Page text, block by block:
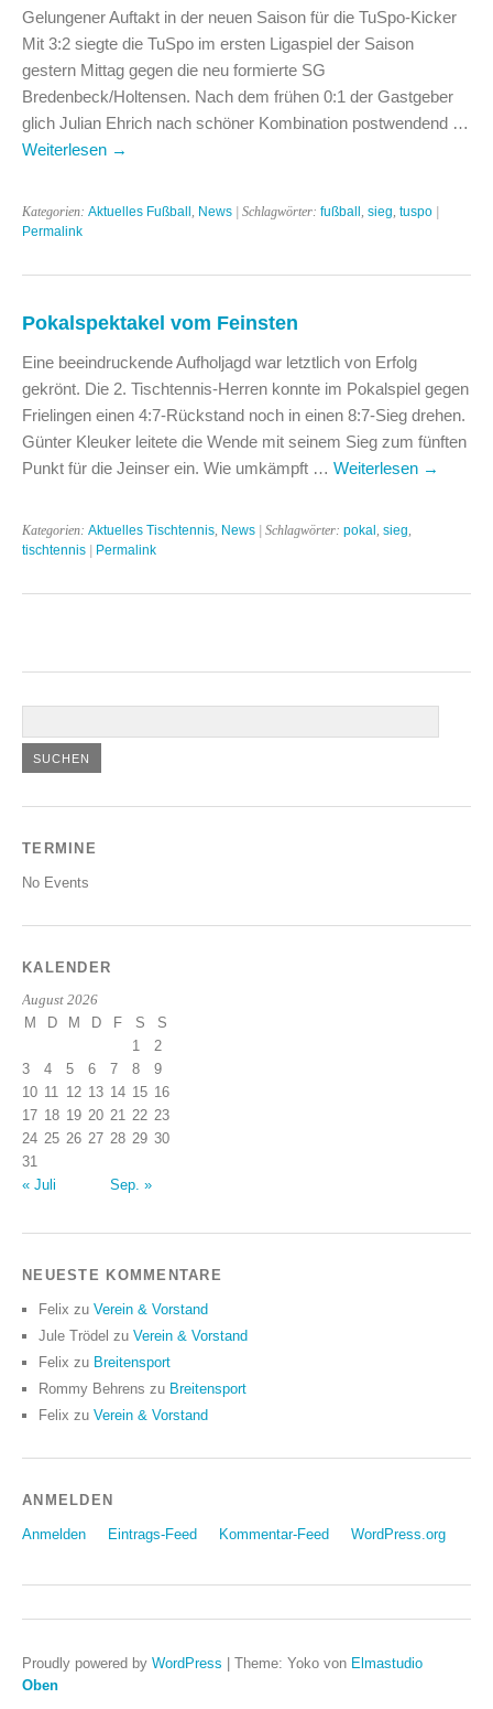
Gelungener Auftakt in der neuen Saison für die TuSpo-Kicker
Mit 3:2 siegte die TuSpo im ersten Ligaspiel der Saison
gestern Mittag gegen die neu formierte SG
Bredenbeck/Holtensen. Nach dem frühen 0:1 der Gastgeber
glich Julian Ehrich nach schöner Kombination postwendend …
Weiterlesen →
Kategorien: Aktuelles Fußball News | Schlagwörter: fußball sieg tuspo |
Permalink
Pokalspektakel vom Feinsten
Eine beeindruckende Aufholjagd war letztlich von Erfolg
gekrönt. Die 2. Tischtennis-Herren konnte im Pokalspiel gegen
Frielingen einen 4:7-Rückstand noch in einen 8:7-Sieg drehen.
Günter Kleuker leitete die Wende mit seinem Sieg zum fünften
Punkt für die Jeinser ein. Wie umkämpft … Weiterlesen →
Kategorien: Aktuelles Tischtennis News | Schlagwörter: pokal sieg
tischtennis | Permalink
TERMINE
No Events
KALENDER
August 2026
M D M D F S
S
1
2
3
4 5 6 7 8
9
10 11 12 13 14 15 16
17 18 19 20 21 22 23
24 25 26 27 28 29 30
31
« Juli
Sep. »
NEUESTE KOMMENTARE
Felix zu Verein & Vorstand
Jule Trödel zu Verein & Vorstand
Felix zu Breitensport
Rommy Behrens zu Breitensport
Felix zu Verein & Vorstand
ANMELDEN
Anmelden Eintrags-Feed Kommentar-Feed WordPress.org
Proudly powered by WordPress | Theme: Yoko von Elmastudio
Oben